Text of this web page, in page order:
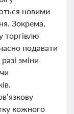
новими
Зокрема,
торгівлю
подавати
зміни
кожного